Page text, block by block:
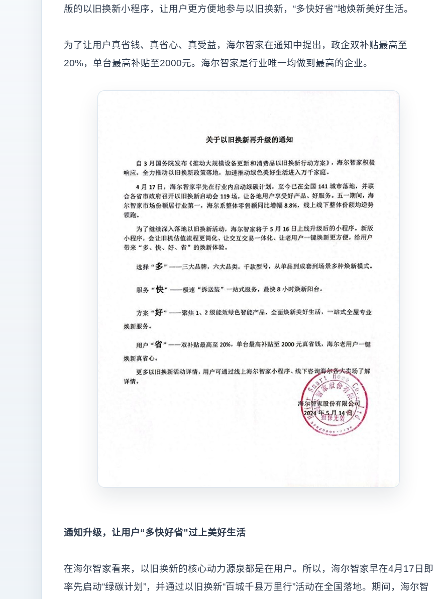
版的以旧换新小程序，让用户更方便地参与以旧换新，“多快好省”地焕新美好生活。
为了让用户真省钱、真省心、真受益，海尔智家在通知中提出，政企双补贴最高至
20%，单台最高补贴至2000元。海尔智家是行业唯一均做到最高的企业。
通知升级，让用户“多快好省”过上美好生活
在海尔智家看来，以旧换新的核心动力源泉都是在用户。所以，海尔智家早在4月17日即
率先启动“绿碳计划”，并通过以旧换新“百城千县万里行”活动在全国落地。期间，海尔智